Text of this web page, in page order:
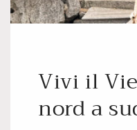
Vivi il
nord a